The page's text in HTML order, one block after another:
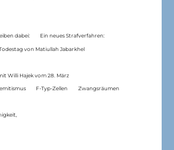
dabei: Ein neues Strafverfahren:
von Matiul­lah Jabarkhel
Willi Hajek vom 28. März
F-Typ-Zellen Zwangsräumen